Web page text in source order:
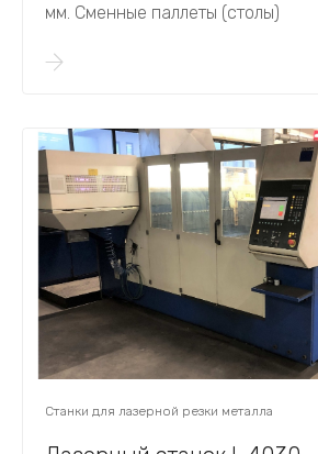
мм. Сменные паллеты (столы)
Станки для лазерной резки металла